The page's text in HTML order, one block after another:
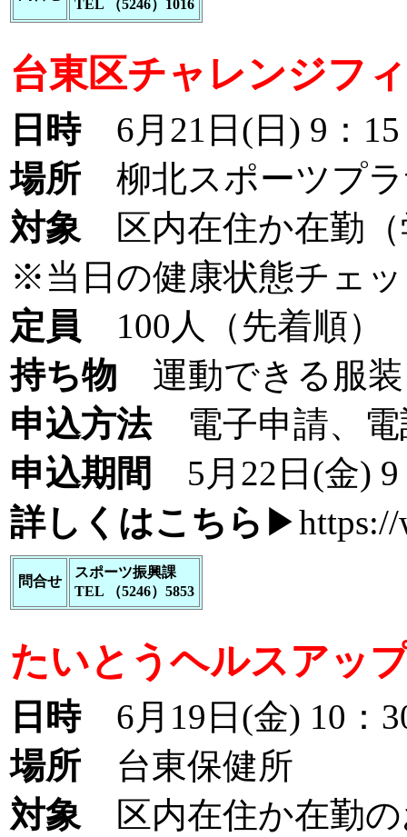
TEL （5246）1016
台東区チャレンジフ
日時6月21日(日) 9：15
場所 柳北スポーツプ
対象区内在住か在勤（
※当日の健康状態チェ
定員 100人（先着順）
持ち物 運動できる服装
申込方法電子申請、電
申込期間
5月22日(金) 9
詳しくはこちら ▶https://
問合せ
スポーツ振興課
TEL （5246）5853
たいとうヘルスアッ
日時6月19日(金) 10：
場所 台東保健所
対象区内在住か在勤の